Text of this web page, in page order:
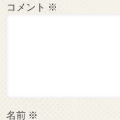
コメント ※
名前 ※